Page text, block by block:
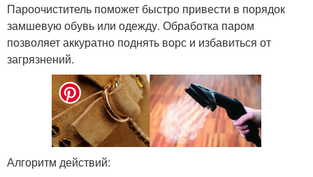
Пароочиститель поможет быстро привести в порядок
замшевую обувь или одежду. Обработка паром
позволяет аккуратно поднять ворс и избавиться от
загрязнений.
Алгоритм действий: